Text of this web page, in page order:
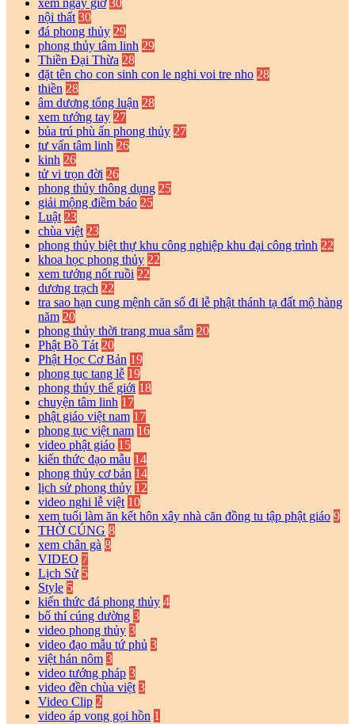
xem ngày giờ 30
nội thất 30
đá phong thủy 29
phong thủy tâm linh 29
Thiền Đại Thừa 28
đặt tên cho con sinh con le nghi voi tre nho 28
thiền 28
âm dương tổng luận 28
xem tướng tay 27
bủa trú phù ấn phong thủy 27
tư vấn tâm linh 26
kinh 26
tử vi trọn đời 26
phong thủy thông dụng 25
giải mộng điềm báo 25
Luật 23
chùa việt 23
phong thủy biệt thự khu công nghiệp khu đại công trình 22
khoa học phong thủy 22
xem tướng nốt ruồi 22
dương trạch 22
tra sao hạn cung mệnh căn số đi lễ phật thánh tạ đất mộ hàng
năm 20
phong thủy thời trang mua sắm 20
Phật Bồ Tát 20
Phật Học Cơ Bản 19
phong tục tang lễ 19
phong thủy thế giới 18
chuyện tâm linh 17
phật giáo việt nam 17
phong tục việt nam 16
video phật giáo 15
kiến thức đạo mẫu 14
phong thủy cơ bản 14
lịch sử phong thủy 12
video nghi lễ việt 10
xem tuổi làm ăn kết hôn xây nhà căn đồng tu tập phật giáo 9
THỜ CÚNG 8
xem chân gà 8
VIDEO 7
Lịch Sử 5
Style 5
kiến thức đá phong thủy 4
bố thí cúng dường 3
video phong thủy 3
video đạo mẫu tứ phủ 3
việt hán nôm 3
video tướng pháp 3
video đền chùa việt 3
Video Clip 2
video áp vong gọi hồn 1